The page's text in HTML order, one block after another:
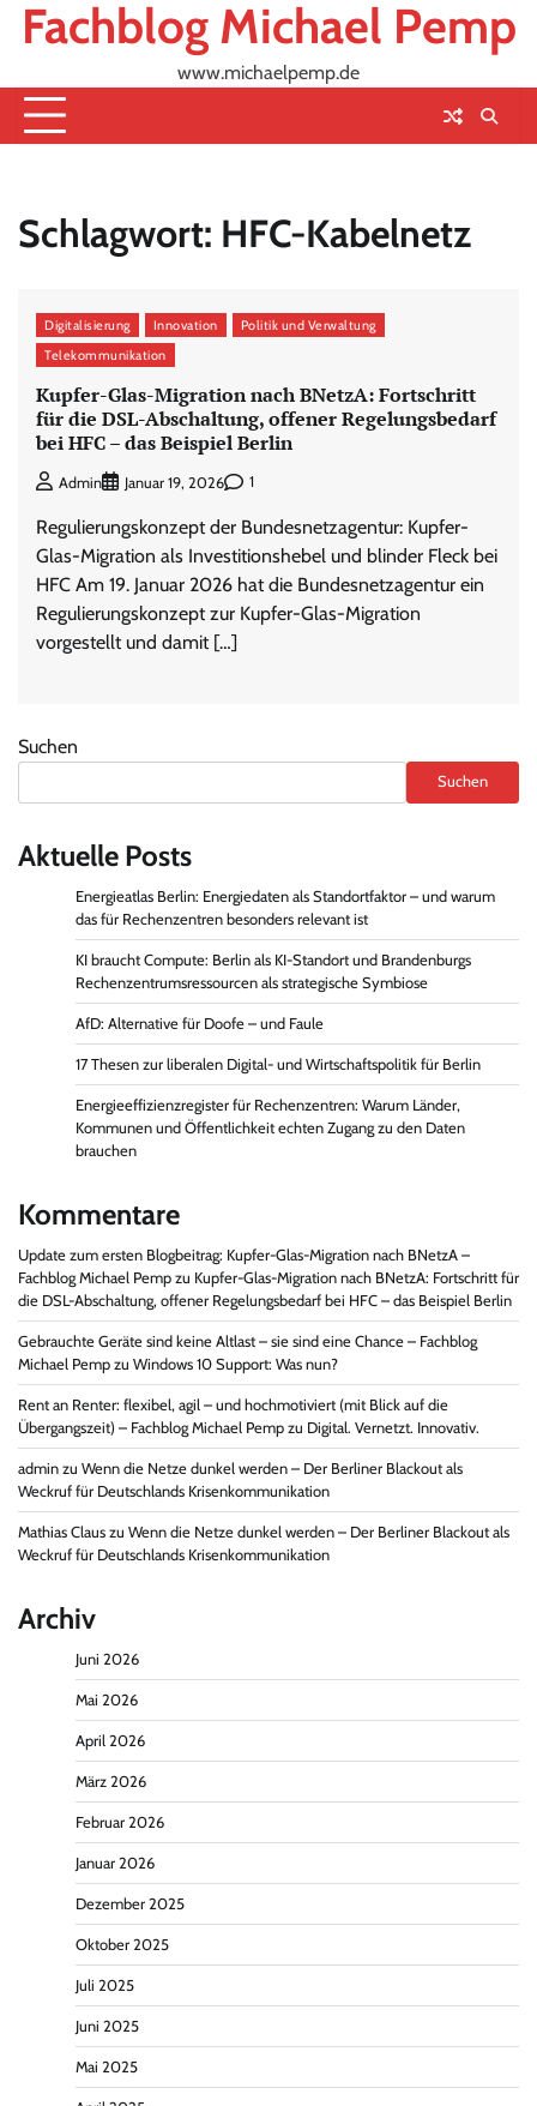
SkipFachblog Michael Pemp
www.michaelpemp.de
Schlagwort: HFC-Kabelnetz
Digitalisierung Innovation
Politik und Verwaltung
Telekommunikation
Kupfer-Glas-Migration nach BNetzA: Fortschritt
für die DSL-Abschaltung, offener Regelungsbedarf
bei HFC – das Beispiel Berlin
Admin Januar 19, 2026 1
Regulierungskonzept der Bundesnetzagentur: Kupfer-
Glas-Migration als Investitionshebel und blinder Fleck bei
HFC Am 19. Januar 2026 hat die Bundesnetzagentur ein
Regulierungskonzept zur Kupfer-Glas-Migration
vorgestellt und damit […]
Suchen
Suchen
Aktuelle Posts
Energieatlas Berlin: Energiedaten als Standortfaktor – und warum
das für Rechenzentren besonders relevant ist
KI braucht Compute: Berlin als KI-Standort und Brandenburgs
Rechenzentrumsressourcen als strategische Symbiose
AfD: Alternative für Doofe – und Faule
17 Thesen zur liberalen Digital- und Wirtschaftspolitik für Berlin
Energieeffizienzregister für Rechenzentren: Warum Länder,
Kommunen und Öffentlichkeit echten Zugang zu den Daten
brauchen
Kommentare
Update zum ersten Blogbeitrag: Kupfer-Glas-Migration nach BNetzA –
Fachblog Michael Pemp zu Kupfer-Glas-Migration nach BNetzA: Fortschritt für
die DSL-Abschaltung, offener Regelungsbedarf bei HFC – das Beispiel Berlin
Gebrauchte Geräte sind keine Altlast – sie sind eine Chance – Fachblog
Michael Pemp zu Windows 10 Support: Was nun?
Rent an Renter: flexibel, agil – und hochmotiviert (mit Blick auf die
Übergangszeit) – Fachblog Michael Pemp zu Digital. Vernetzt. Innovativ.
admin zu Wenn die Netze dunkel werden – Der Berliner Blackout als
Weckruf für Deutschlands Krisenkommunikation
Mathias Claus zu Wenn die Netze dunkel werden – Der Berliner Blackout als
Weckruf für Deutschlands Krisenkommunikation
Archiv
Juni 2026
Mai 2026
April 2026
März 2026
Februar 2026
Januar 2026
Dezember 2025
Oktober 2025
Juli 2025
Juni 2025
Mai 2025